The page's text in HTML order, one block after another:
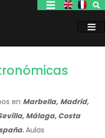
en Marbella, Madrid,
Málaga, Costa
.Aulas